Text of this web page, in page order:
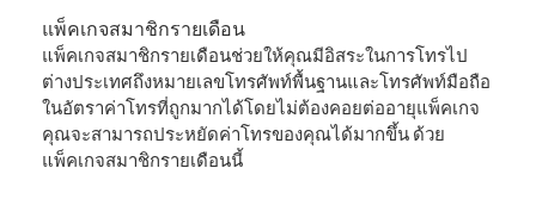
แพ็คเกจสมาชิกรายเดือน
แพ็คเกจสมาชิกรายเดือนช่วยให้คุณมีอิสระในการโทรไป
ต่างประเทศถึงหมายเลขโทรศัพท์พื้นฐานและโทรศัพท์มือถือ
ในอัตราค่าโทรที่ถูกมากได้โดยไม่ต้องคอยต่ออายุแพ็คเกจ
คุณจะสามารถประหยัดค่าโทรของคุณได้มากขึ้น ด้วย
แพ็คเกจสมาชิกรายเดือนนี้